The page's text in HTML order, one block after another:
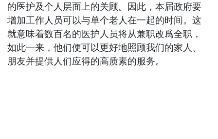
的医护及个人层面上的关顾。因此，本届政府要
增加工作人员可以与单个老人在一起的时间。这
就意味着数百名的医护人员将从兼职改爲全职，
如此一来，他们便可以更好地照顾我们的家人、
朋友并提供人们应得的高质素的服务。